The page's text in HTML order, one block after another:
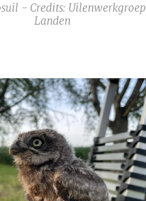
- Credits: Uilenwerkgroep
Landen